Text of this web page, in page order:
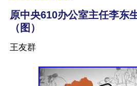
原中央610办公室主任李东
（图）
王友群